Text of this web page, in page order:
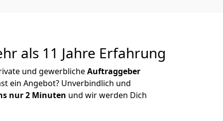
als 11 Jahre Erfahrung
und gewerblicheAuftraggeber
ein Angebot? Unverbindlich und
nur 2 Minuten und wir werden Dich